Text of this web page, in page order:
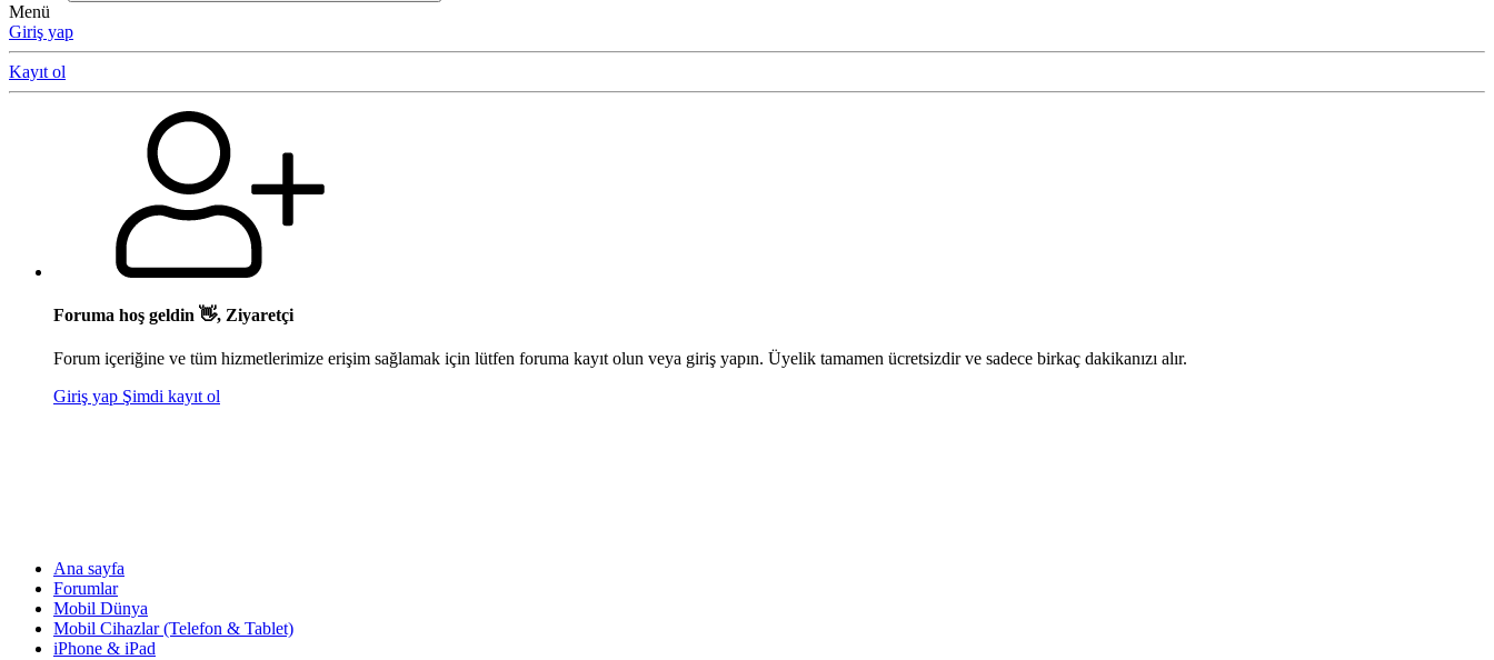
Menü
Giriş yap
Kayıt ol
Foruma hoş geldin 👋, Ziyaretçi
Forum içeriğine ve tüm hizmetlerimize erişim sağlamak için lütfen foruma kayıt olun veya giriş yapın. Üyelik tamamen ücretsizdir ve sadece birkaç dakikanızı alır.
Giriş yap Şimdi kayıt ol
Ana sayfa
Forumlar
Mobil Dünya
Mobil Cihazlar (Telefon & Tablet)
iPhone & iPad